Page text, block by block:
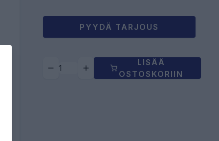
PYYDÄ TARJOUS
LISÄÄ
OSTOSKORIIN